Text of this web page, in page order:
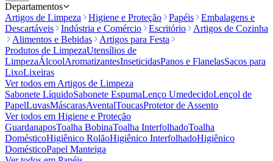
Departamentos
Artigos de Limpeza
Higiene e Proteção Papéis
Embalagens e
Descartáveis
Indústria e Comércio Escritório
Artigos de Cozinha
Alimentos e Bebidas
Artigos para Festa
Produtos de LimpezaUtensílios de
LimpezaÁlcoolAromatizantesInseticidasPanos e FlanelasSacos para
LixoLixeiras
Ver todos em Artigos de Limpeza
Sabonete LíquidoSabonete EspumaLenço UmedecidoLençol de
PapelLuvasMáscarasAventalToucasProtetor de Assento
Ver todos em Higiene e Proteção
GuardanaposToalha BobinaToalha InterfolhadoToalha
DomésticoHigiênico RolãoHigiênico InterfolhadoHigiênico
DomésticoPapel Manteiga